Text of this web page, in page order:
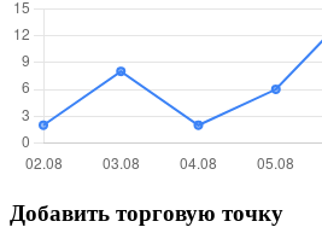
Добавить торговую точку